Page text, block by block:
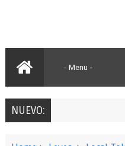
NUEVO: